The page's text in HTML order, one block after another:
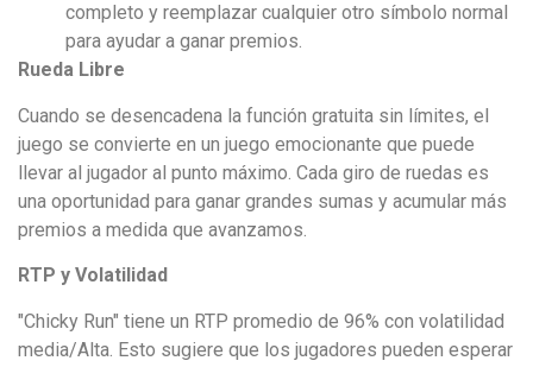
completo y reemplazar cualquier otro símbolo normal
para ayudar a ganar premios.
Rueda Libre
Cuando se desencadena la función gratuita sin límites, el
juego se convierte en un juego emocionante que puede
llevar al jugador al punto máximo. Cada giro de ruedas es
una oportunidad para ganar grandes sumas y acumular más
premios a medida que avanzamos.
RTP y Volatilidad
"Chicky Run" tiene un RTP promedio de 96% con volatilidad
media/Alta. Esto sugiere que los jugadores pueden esperar